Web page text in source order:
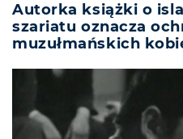
Autorka książki o
szariatu oznacza
muzułmańskich